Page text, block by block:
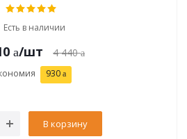
Есть в наличии
/шт 4 440
930
В корзину